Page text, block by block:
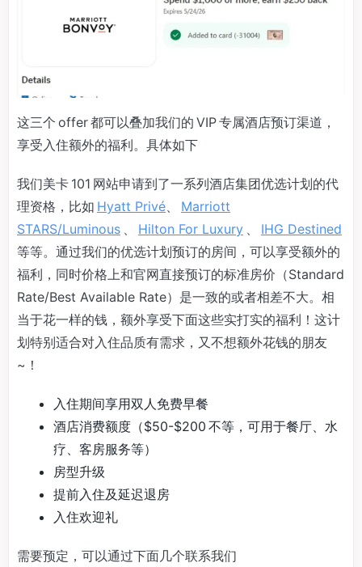
这三个 offer 都可以叠加我们的 VIP 专属酒店预订渠道，
享受入住额外的福利。具体如下
我们美卡 101 网站申请到了一系列酒店集团优选计划的代
理资格，比如 Hyatt Privé
Marriott
STARS/Luminous
Hilton For Luxury
IHG Destined
等等。通过我们的优选计划预订的房间，可以享受额外的
福利，同时价格上和官网直接预订的标准房价（Standard
Rate/Best Available Rate）是一致的或者相差不大。相
当于花一样的钱，额外享受下面这些实打实的福利！这计
划特别适合对入住品质有需求，又不想额外花钱的朋友
~！
入住期间享用双人免费早餐
酒店消费额度（$50-$200 不等，可用于餐厅、水
疗、客房服务等）
房型升级
提前入住及延迟退房
入住欢迎礼
需要预定，可以通过下面几个联系我们